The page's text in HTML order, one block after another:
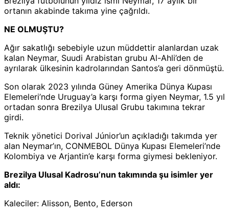
ortanın akabinde takıma yine çağrıldı.
NE OLMUŞTU?
Ağır sakatlığı sebebiyle uzun müddettir alanlardan uzak
kalan Neymar, Suudi Arabistan grubu Al-Ahli’den de
ayrılarak ülkesinin kadrolarından Santos’a geri dönmüştü.
Son olarak 2023 yılında Güney Amerika Dünya Kupası
Elemeleri’nde Uruguay’a karşı forma giyen Neymar, 1.5 yıl
ortadan sonra Brezilya Ulusal Grubu takımına tekrar
girdi.
Teknik yönetici Dorival Júnior’un açıkladığı takımda yer
alan Neymar’ın, CONMEBOL Dünya Kupası Elemeleri’nde
Kolombiya ve Arjantin’e karşı forma giymesi bekleniyor.
Brezilya Ulusal Kadrosu’nun takımında şu isimler yer
aldı:
Kaleciler: Alisson, Bento, Ederson